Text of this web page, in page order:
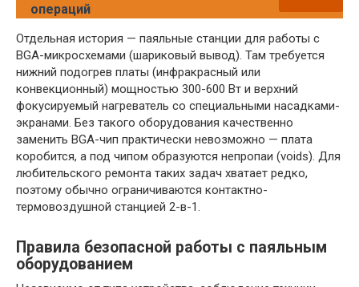
операций
Отдельная история — паяльные станции для работы с
BGA-микросхемами (шариковый вывод). Там требуется
нижний подогрев платы (инфракрасный или
конвекционный) мощностью 300-600 Вт и верхний
фокусируемый нагреватель со специальными насадками-
экранами. Без такого оборудования качественно
заменить BGA-чип практически невозможно — плата
коробится, а под чипом образуются непропаи (voids). Для
любительского ремонта таких задач хватает редко,
поэтому обычно ограничиваются контактно-
термовоздушной станцией 2-в-1.
Правила безопасной работы с паяльным
оборудованием